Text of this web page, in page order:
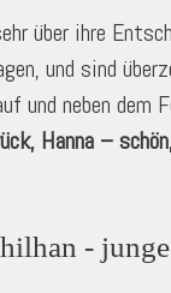
über ihre
und sind
und neben dem
Hanna –
-